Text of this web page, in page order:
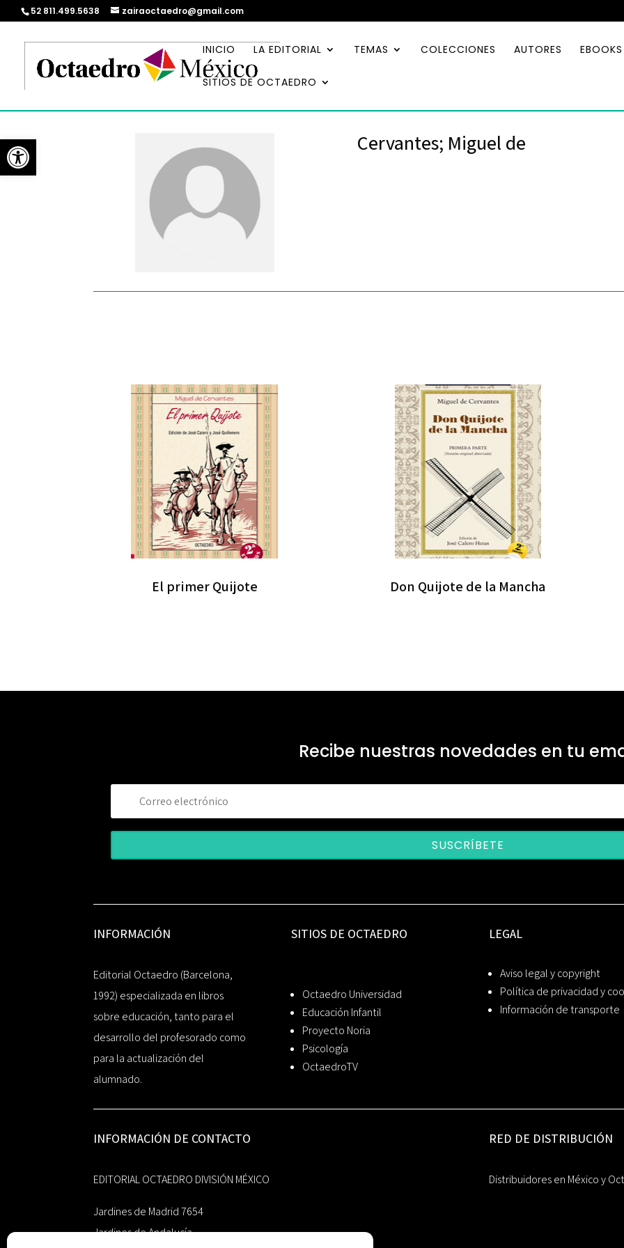
Abrir barra de herramientas
52 811.499.5638 zairaoctaedro@gmail.com
INICIO LA EDITORIAL TEMAS COLECCIONES AUTORES EBOOKS
SITIOS DE OCTAEDRO
Cervantes; Miguel de
El primer Quijote Don Quijote de la Mancha
Recibe nuestras novedades en tu
SUSCRÍBETE
INFORMACIÓN
Editorial Octaedro (Barcelona,
1992) especializada en libros
sobre educación, tanto para el
desarrollo del profesorado como
para la actualización del
alumnado.
SITIOS DE OCTAEDRO
Octaedro Universidad
Educación Infantil
Proyecto Noria
Psicología
OctaedroTV
LEGAL
Aviso legal y copyright
Política de privacidad y
Información de transporte
INFORMACIÓN DE CONTACTO
EDITORIAL OCTAEDRO DIVISIÓN MÉXICO
Jardines de Madrid 7654
Jardines de Andalucía
RED DE DISTRIBUCIÓN
Distribuidores en México y